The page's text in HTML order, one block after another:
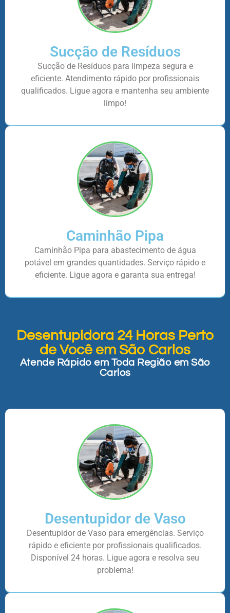
Sucção de Resíduos
Sucção de Resíduos para limpeza segura e
eficiente. Atendimento rápido por profissionais
qualificados. Ligue agora e mantenha seu ambiente
limpo!
Caminhão Pipa
Caminhão Pipa para abastecimento de água
potável em grandes quantidades. Serviço rápido e
eficiente. Ligue agora e garanta sua entrega!
Desentupidora 24 Horas Perto
de Você em São Carlos
Atende Rápido em Toda Região em São
Carlos
Desentupidor de Vaso
Desentupidor de Vaso para emergências. Serviço
rápido e eficiente por profissionais qualificados.
Disponível 24 horas. Ligue agora e resolva seu
problema!